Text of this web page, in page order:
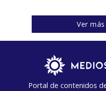
Ver
Portal de contenidos